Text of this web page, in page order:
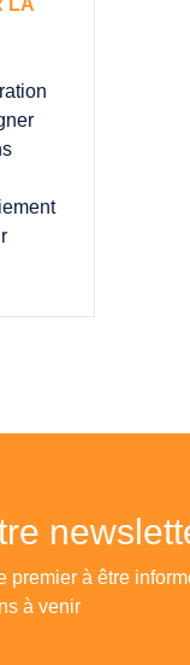
LA
premier à être
à venir